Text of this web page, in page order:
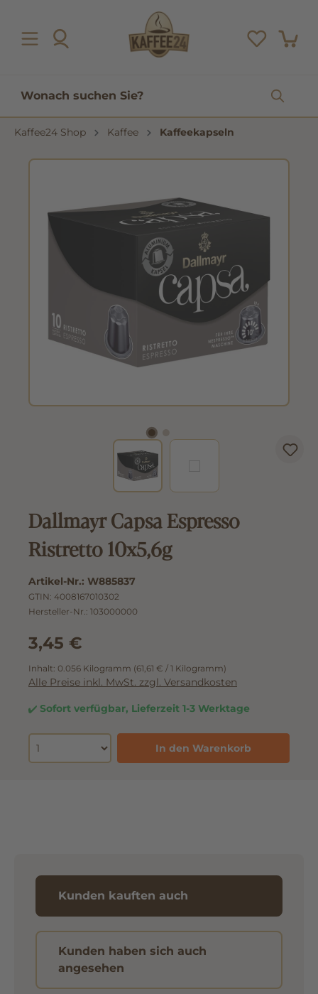
Kaffee24 Shop Kaffee Kaffeekapseln
Dallmayr Capsa Espresso
Ristretto 10x5,6g
Artikel-Nr.: W885837
GTIN: 4008167010302
Hersteller-Nr.: 103000000
3,45 €
Inhalt: 0.056 Kilogramm (61,61 € / 1 Kilogramm)
Alle Preise inkl. MwSt. zzgl. Versandkosten
Sofort verfügbar, Lieferzeit 1-3 Werktage
In den Warenkorb
Kunden kauften auch
Kunden haben sich auch
angesehen